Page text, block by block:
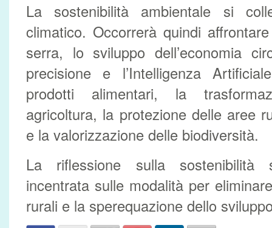
La sostenibilità ambientale si
climatico. Occorrerà quindi
serra, lo sviluppo dell’economia
precisione e l’Intelligenza
prodotti alimentari, la
agricoltura, la protezione delle aree
e la valorizzazione delle biodiversità.
La riflessione sulla sostenibilità
incentrata sulle modalità per
rurali e la sperequazione dello